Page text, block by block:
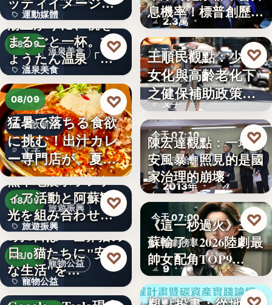
運動媒體
2,430
ズ」五十…
溫泉美食
08/09
溫泉美食
14年
湯上がりに、桃を
まるごと一杯。ひ
ょうたん温泉「飲
泉堂」、…
♡
08/09
餐飲新品
文字
猛暑で落ちる食欲
に挑む！出汁カレ
ー専門店が、夏限
定「無限…
♡
旅遊振興
08/09
旅遊振興
2
熊本地震ボランテ
ィア活動と阿蘇観
光を組み合わせた
「ボラン…
♡
寵物公益
08/09
寵物公益
8月8日は「世界猫の
日」猫たちに"安全
な生活"を…
♡
下班國際線》
2.3萬
息機率！標普創歷史
新…
今天 07:20
社會政策
文字
王順民觀點：少子
女化與高齡老化下
之健保補助政策的
解構、重…
♡
今天 07:10
食安治理
2013年
陳宏達觀點：一場食
安風暴，照見的是國
家治理的崩壞
♡
今天 07:00
影劇榜單
9
《這一秒過火》王籽
蘇輸了！2026陸劇最
帥女配角TOP9…
♡
今天 07:00